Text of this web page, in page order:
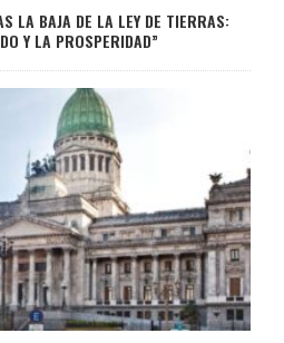
LA BAJA DE LA LEY DE TIERRAS:
Y LA PROSPERIDAD”